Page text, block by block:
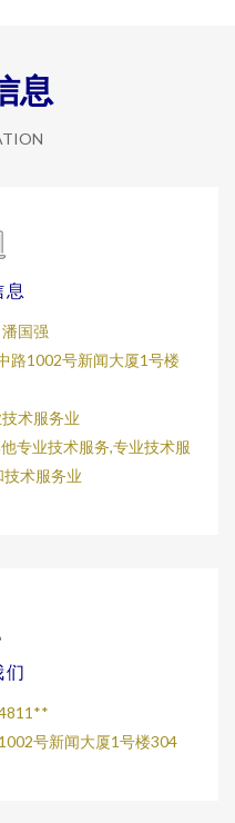
息
息
潘国强
路1002号新闻大厦1号楼
术服务业
专业技术服务,专业技术服
术服务业
们
号新闻大厦1号楼304